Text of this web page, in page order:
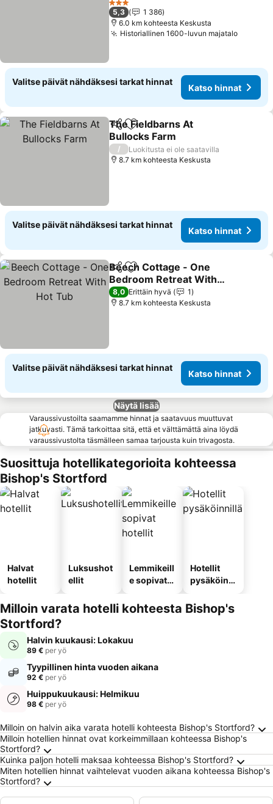
3 Tähtiluokitus
5,3
1 386
6.0 km kohteesta Keskusta
Historiallinen 1600-luvun majatalo
Valitse päivät nähdäksesi tarkat hinnat
Katso hinnat
Jaa Lisää suosikkeihin
The Fieldbarns At
Bullocks Farm
/
Luokitusta ei ole saatavilla
8.7 km kohteesta Keskusta
Valitse päivät nähdäksesi tarkat hinnat
Katso hinnat
Jaa Lisää suosikkeihin
Beech Cottage - One
Bedroom Retreat With
Hot Tub
8,0 Erittäin hyvä
1
8.7 km kohteesta Keskusta
Valitse päivät nähdäksesi tarkat hinnat
Katso hinnat
Näytä lisää
Varaussivustoilta saamamme hinnat ja saatavuus muuttuvat
jatkuvasti. Tämä tarkoittaa sitä, että et välttämättä aina löydä
varaussivustolta täsmälleen samaa tarjousta kuin trivagosta.
Suosittuja hotellikategorioita kohteessa
Bishop's Stortford
Halvat
hotellit
Luksushot
ellit
Lemmikeill
e sopivat
Hotellit
pysäköinni
Milloin varata hotelli kohteesta Bishop's
Stortford?
Halvin kuukausi: Lokakuu
89 € per yö
Tyypillinen hinta vuoden aikana
92 € per yö
Huippukuukausi: Helmikuu
98 € per yö
Usein kysytyt kysymykset kohteesta
Milloin on halvin aika varata hotelli kohteesta Bishop's Stortford?
Milloin hotellien hinnat ovat korkeimmillaan kohteessa Bishop's
Stortford?
Kuinka paljon hotelli maksaa kohteessa Bishop's Stortford?
Miten hotellien hinnat vaihtelevat vuoden aikana kohteessa Bishop's
Stortford?